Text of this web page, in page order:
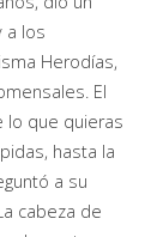
a los
Herodías,
El
lo que quieras
hasta la
a su
cabeza de